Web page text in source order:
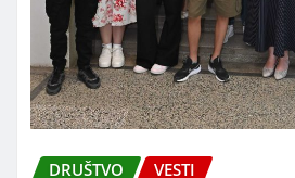
DRUŠTVO VESTI